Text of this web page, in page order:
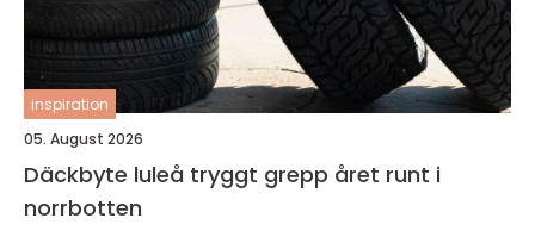
inspiration
05. August 2026
Däckbyte luleå tryggt grepp året runt i
norrbotten